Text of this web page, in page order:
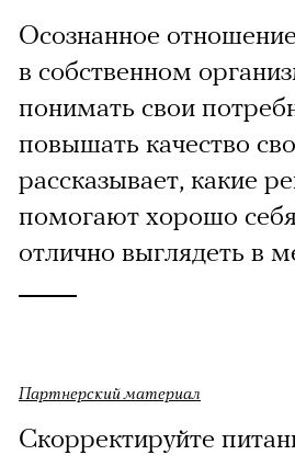
Осознанное
в собственном
понимать свои
повышать качество
рассказывает, какие
помогают хорошо себя
отлично выглядеть в
Партнерский материал
Скорректируйте